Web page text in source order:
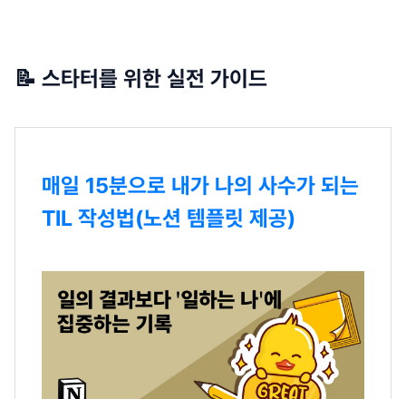
📝 스타터를 위한 실전 가이드
매일 15분으로 내가 나의 사수가 되는
TIL 작성법(노션 템플릿 제공)